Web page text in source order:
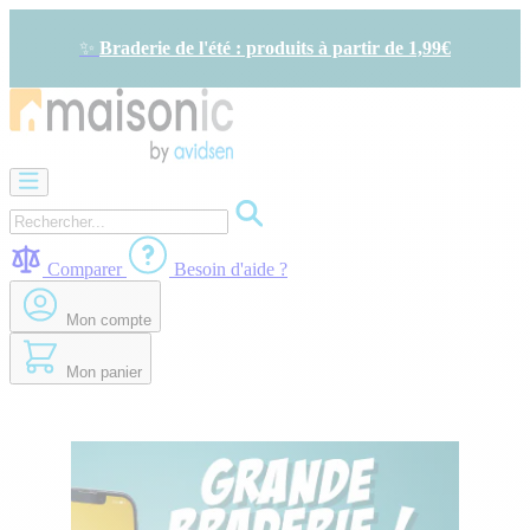
✨ Braderie de l'été : produits à partir de 1,99€
Visiophone
-
Sonnette
Solaire
-
économie
d'énergie
Sécurité
Confort
vie
Comparer Besoin d'aide ?
Mon compte
Mon panier